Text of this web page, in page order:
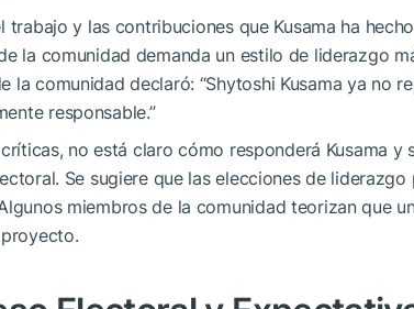
trabajo y las contribuciones que Kusama ha
la comunidad demanda un estilo de liderazgo
la comunidad declaró: “Shytoshi Kusama ya no
responsable.”
no está claro cómo responderá Kusama y
Se sugiere que las elecciones de
miembros de la comunidad teorizan que